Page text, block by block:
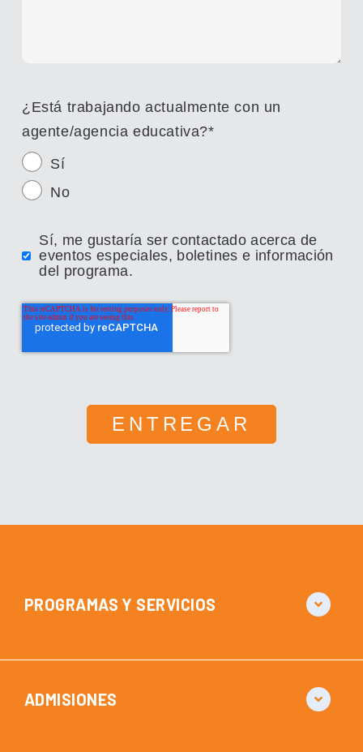
¿Está trabajando actualmente con un
agente/agencia educativa?*
Sí
No
Sí, me gustaría ser contactado acerca de
eventos especiales, boletines e información
del programa.
PROGRAMAS Y SERVICIOS
ADMISIONES